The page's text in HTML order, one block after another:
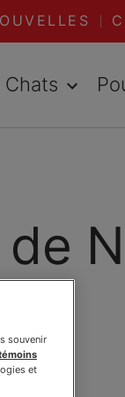
Chats
souvenir
et